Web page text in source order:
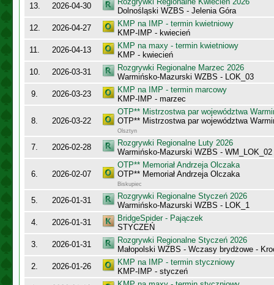
13.
2026-04-30
Dolnośląski WZBS - Jelenia Góra
12.
2026-04-27
KMP na IMP - termin kwietniowy
KMP-IMP - kwiecień
11.
2026-04-13
KMP na maxy - termin kwietniowy
KMP - kwiecień
10.
2026-03-31
Rozgrywki Regionalne Marzec 2026
Warmińsko-Mazurski WZBS - LOK_03
9.
2026-03-23
KMP na IMP - termin marcowy
KMP-IMP - marzec
8. 2026-03-22
OTP** Mistrzostwa par województwa
OTP** Mistrzostwa par województwa
Olsztyn
7. 2026-02-28
Rozgrywki Regionalne Luty 2026
Warmińsko-Mazurski WZBS - WM_LOK_02
6. 2026-02-07
OTP** Memoriał Andrzeja Olczaka
OTP** Memoriał Andrzeja Olczaka
Biskupiec
5. 2026-01-31
Rozgrywki Regionalne Styczeń 2026
Warmińsko-Mazurski WZBS - LOK_1
4.
2026-01-31
BridgeSpider - Pajączek
STYCZEŃ
3.
2026-01-31
Rozgrywki Regionalne Styczeń 2026
Małopolski WZBS - Wczasy brydżowe -
2.
2026-01-26
KMP na IMP - termin styczniowy
KMP-IMP - styczeń